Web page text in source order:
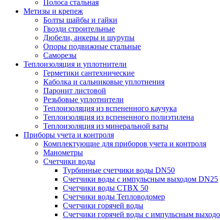
Полоса стальная
Метизы и крепеж
Болты шайбы и гайки
Гвозди строительные
Дюбели, анкеры и шурупы
Опоры подвижные стальные
Саморезы
Теплоизоляция и уплотнители
Герметики сантехнические
Каболка и сальниковые уплотнения
Паронит листовой
Резьбовые уплотнители
Теплоизоляция из вспененного каучука
Теплоизоляция из вспененного полиэтилена
Теплоизоляция из минеральной ваты
Приборы учета и контроля
Комплектующие для приборов учета и контроля
Манометры
Счетчики воды
Турбинные счетчики воды DN50
Счетчики воды с импульсным выходом DN25
Счетчики воды СТВХ 50
Счетчики воды Тепловодомер
Счетчики горячей воды
Счетчики горячей воды с импульсным